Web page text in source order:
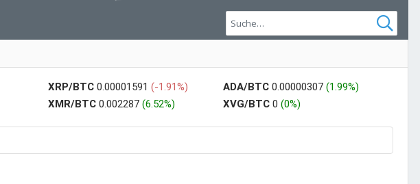
XRP/BTC 0.00001591 (-1.91%) ADA/BTC 0.00000307 (1.99%)
XMR/BTC 0.002287 (6.52%) XVG/BTC 0 (0%)